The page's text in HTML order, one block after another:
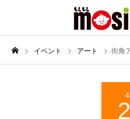
イベント アート 街角